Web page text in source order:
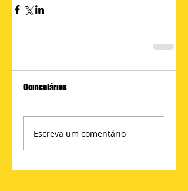
Comentários
Escreva um comentário